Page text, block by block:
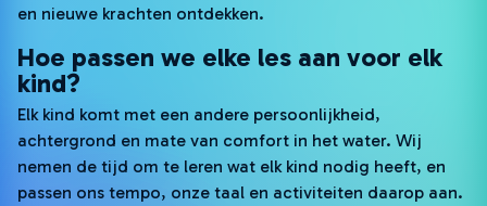
en nieuwe krachten ontdekken.
Hoe passen we elke les aan voor elk
kind?
Elk kind komt met een andere persoonlijkheid,
achtergrond en mate van comfort in het water. Wij
nemen de tijd om te leren wat elk kind nodig heeft, en
passen ons tempo, onze taal en activiteiten daarop aan.